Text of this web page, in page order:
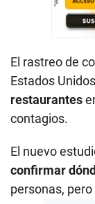
El rastreo de
Estados
restaurantes
contagios.
El nuevo
confirmar
personas,